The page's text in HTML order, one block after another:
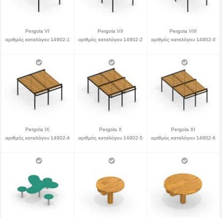
Pergola VI
αριθμός καταλόγου 14902-1
Pergola VII
αριθμός καταλόγου 14902-2
Pergola VIII
αριθμός καταλόγου 14902-3
Pergola IX
αριθμός καταλόγου 14902-4
Pergola X
αριθμός καταλόγου 14902-5
Pergola XI
αριθμός καταλόγου 14902-6